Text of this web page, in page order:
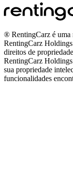
® RentingCarz é uma
RentingCarz
direitos de
RentingCarz Holdings
sua propriedade
funcionalidades